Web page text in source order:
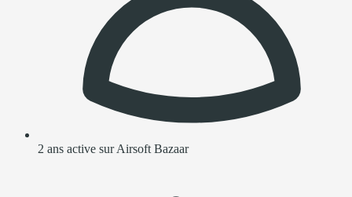
2 ans active sur Airsoft Bazaar